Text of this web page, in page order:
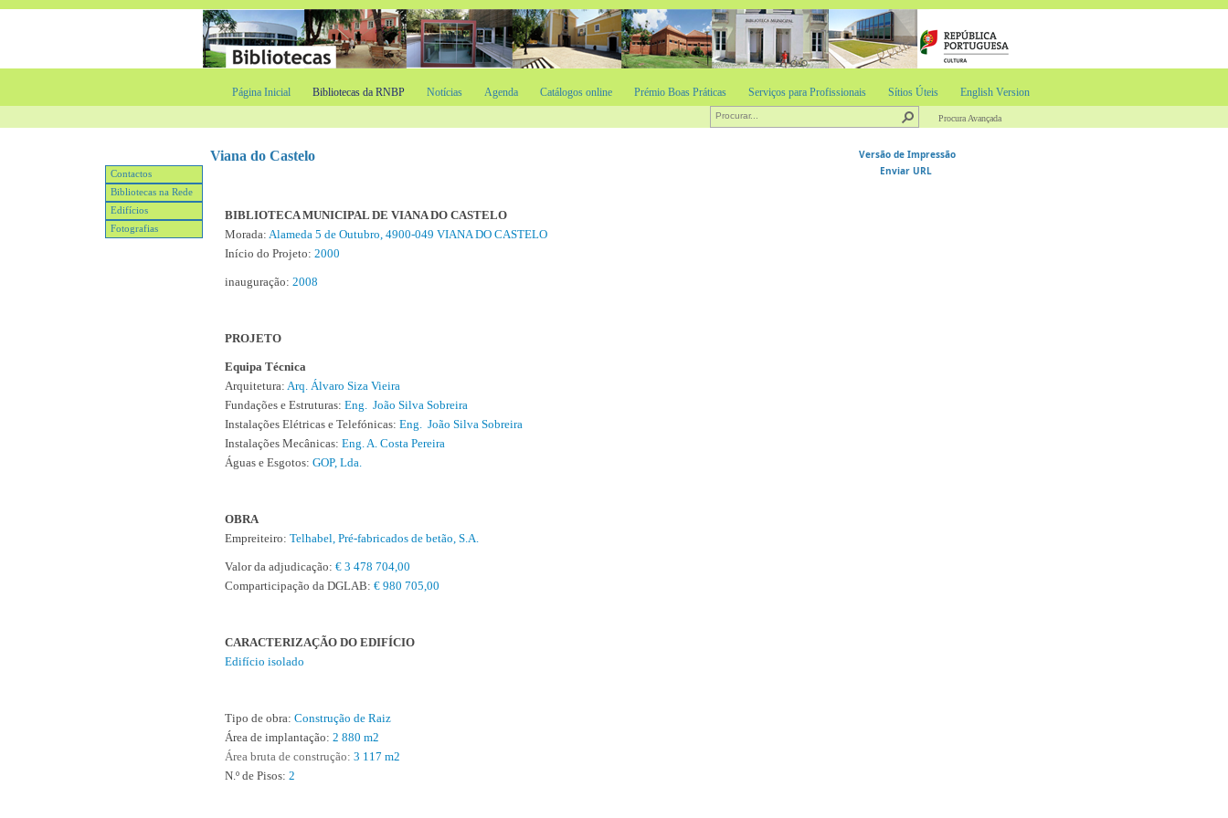
Página Inicial Bibliotecas da RNBP Notícias Agenda Catálogos online Prémio Boas Práticas Serviços para Profissionais Sítios Úteis English Version
Procura Avançada
Contactos
Bibliotecas na Rede
Edifícios
Fotografias
Viana do Castelo
BIBLIOTECA MUNICIPAL DE VIANA DO CASTELO
Morada: Alameda 5 de Outubro, 4900-049 VIANA DO CASTELO
Início do Projeto: 2000
inauguração: 2008
PROJETO
Equipa Técnica
Arquitetura: Arq. Álvaro Siza Vieira
Fundações e Estruturas: Eng. João Silva Sobreira
Instalações Elétricas e Telefónicas: Eng. João Silva Sobreira
Instalações Mecânicas: Eng. A. Costa Pereira
Águas e Esgotos: GOP, Lda.
OBRA
Empreiteiro: Telhabel, Pré-fabricados de betão, S.A.
Valor da adjudicação: € 3 478 704,00
Comparticipação da DGLAB: € 980 705,00
CARACTERIZAÇÃO DO EDIFÍCIO
Edifício isolado
Tipo de obra: Construção de Raiz
Área de implantação: 2 880 m2
Área bruta de construção: 3 117 m2
N.º de Pisos: 2
Versão de Impressão
Enviar URL